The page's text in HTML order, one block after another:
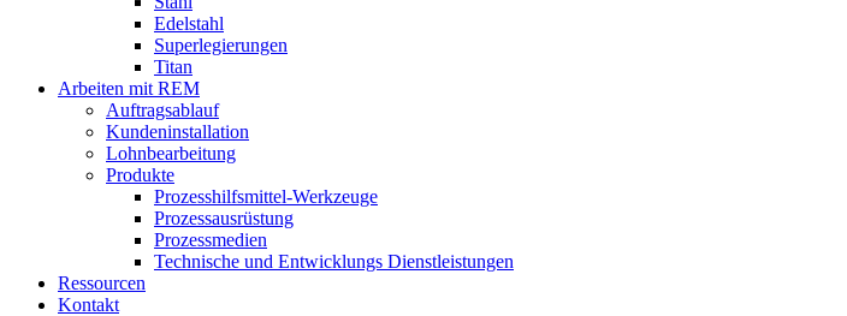
Edelstahl
Superlegierungen
Titan
Arbeiten mit REM
Auftragsablauf
Kundeninstallation
Lohnbearbeitung
Produkte
Prozesshilfsmittel-Werkzeuge
Prozessausrüstung
Prozessmedien
Technische und Entwicklungs Dienstleistungen
Ressourcen
Kontakt